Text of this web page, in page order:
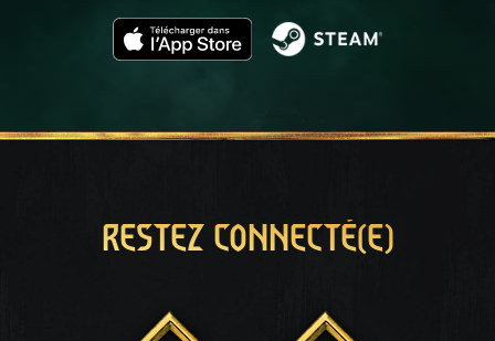
RESTEZ CONNECTÉ(E)